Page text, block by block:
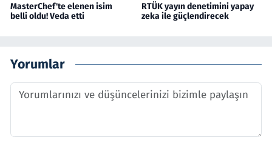
MasterChef'te elenen isim
belli oldu! Veda etti
RTÜK yayın denetimini yapay
zeka ile güçlendirecek
Yorumlar